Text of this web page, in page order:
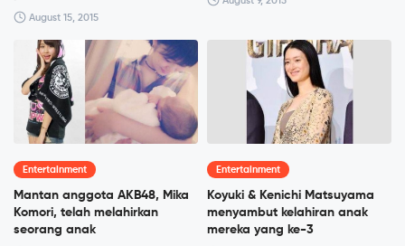
August 15, 2015
Entertainment
Mantan anggota AKB48, Mika
Komori, telah melahirkan
seorang anak
Entertainment
Koyuki & Kenichi Matsuyama
menyambut kelahiran anak
mereka yang ke-3